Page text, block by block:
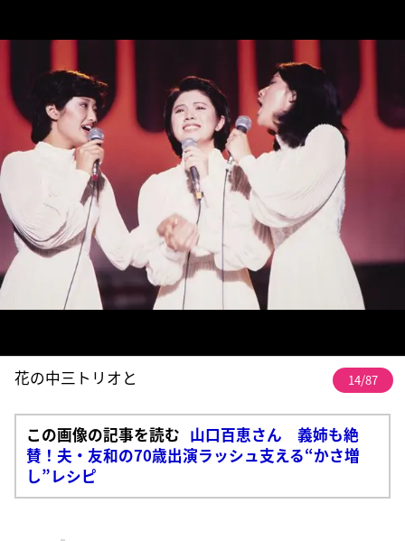
花の中三トリオと 14/87
この画像の記事を読む 山口百恵さん 義姉も絶
賛！夫・友和の70歳出演ラッシュ支える“かさ増
し”レシピ